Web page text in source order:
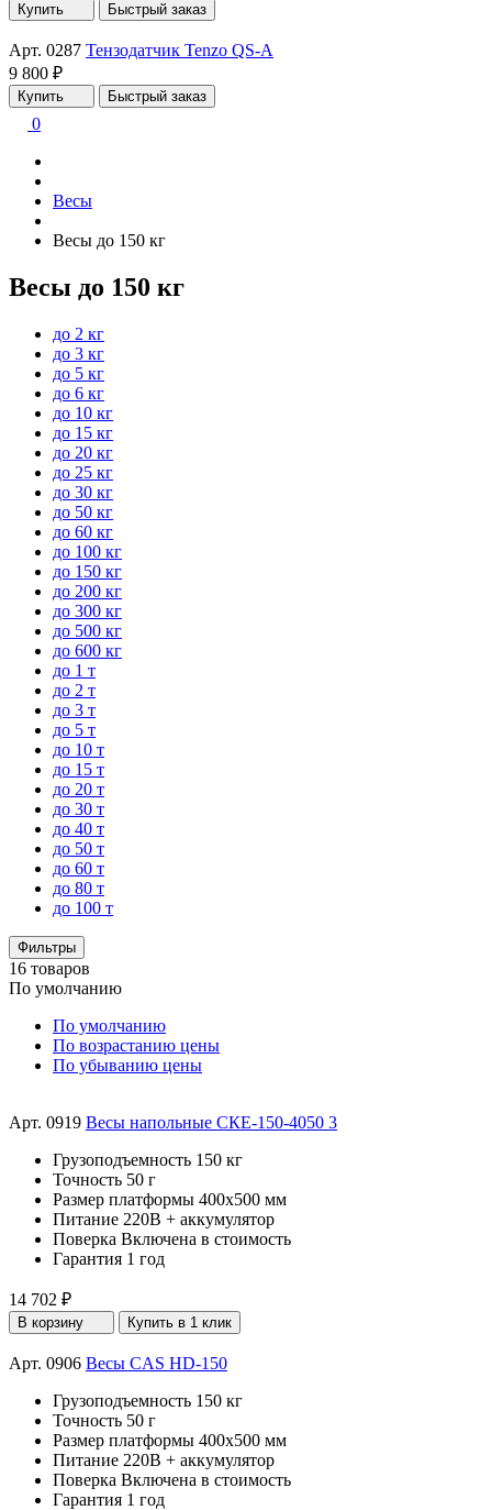
Купить Быстрый заказ
Арт. 0287 Тензодатчик Tenzo QS-A
9 800 ₽
Купить Быстрый заказ
0
Весы
Весы до 150 кг
Весы до 150 кг
до 2 кг
до 3 кг
до 5 кг
до 6 кг
до 10 кг
до 15 кг
до 20 кг
до 25 кг
до 30 кг
до 50 кг
до 60 кг
до 100 кг
до 150 кг
до 200 кг
до 300 кг
до 500 кг
до 600 кг
до 1 т
до 2 т
до 3 т
до 5 т
до 10 т
до 15 т
до 20 т
до 30 т
до 40 т
до 50 т
до 60 т
до 80 т
до 100 т
Фильтры
16 товаров
По умолчанию
По умолчанию
По возрастанию цены
По убыванию цены
Арт. 0919 Весы напольные СКЕ-150-4050 3
Грузоподъемность 150 кг
Точность 50 г
Размер платформы 400х500 мм
Питание 220В + аккумулятор
Поверка Включена в стоимость
Гарантия 1 год
14 702 ₽
В корзину Купить в 1 клик
Арт. 0906 Весы CAS HD-150
Грузоподъемность 150 кг
Точность 50 г
Размер платформы 400х500 мм
Питание 220В + аккумулятор
Поверка Включена в стоимость
Гарантия 1 год